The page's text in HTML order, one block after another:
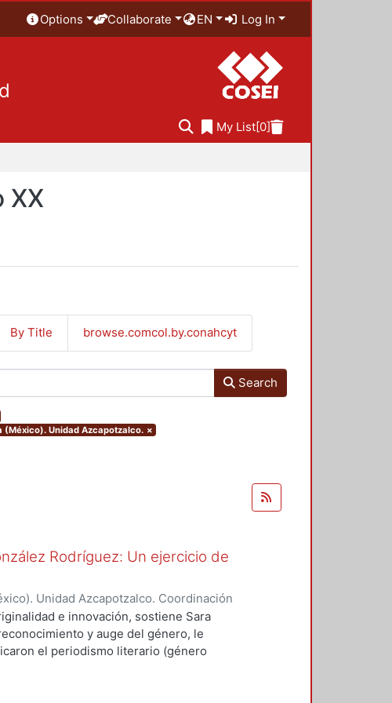
Options Collaborate EN Log In
My List[0]
XX
By Title browse.comcol.by.conahcyt
Search
Unidad Azcapotzalco. ×
Rodríguez: Un ejercicio de
Unidad Azcapotzalco. Coordinación
Crespo, Erick Octavio
e innovación, sostiene Sara
y auge del género, le
el periodismo literario (género